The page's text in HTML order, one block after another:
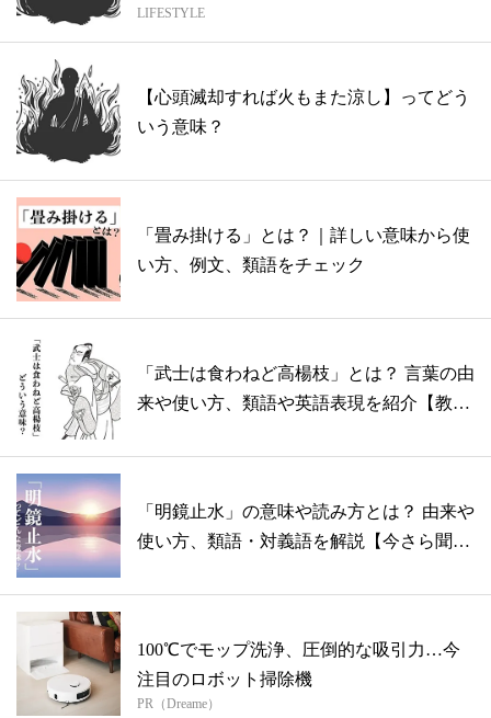
LIFESTYLE
【心頭滅却すれば火もまた涼し】ってどう
いう意味？
「畳み掛ける」とは？｜詳しい意味から使
い方、例文、類語をチェック
「武士は食わねど高楊枝」とは？ 言葉の由
来や使い方、類語や英語表現を紹介【教員
「明鏡止水」の意味や読み方とは？ 由来や
使い方、類語・対義語を解説【今さら聞け
100℃でモップ洗浄、圧倒的な吸引力…今
注目のロボット掃除機
PR（Dreame）